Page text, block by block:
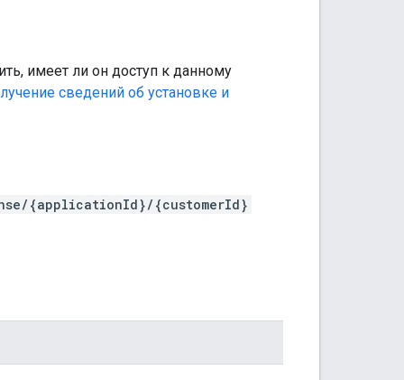
имеет ли он доступ к данному
сведений об установке и
{applicationId}/{customerId}